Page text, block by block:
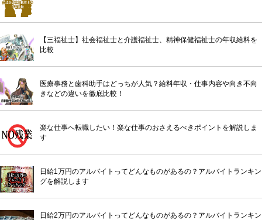
【三福祉士】社会福祉士と介護福祉士、精神保健福祉士の年収給料を
比較
医療事務と歯科助手はどっちが人気？給料年収・仕事内容や向き不向
きなどの違いを徹底比較！
楽な仕事へ転職したい！楽な仕事のおさえるべきポイントを解説しま
す
日給1万円のアルバイトってどんなものがあるの？アルバイトランキン
グを解説します
日給2万円のアルバイトってどんなものがあるの？アルバイトランキン